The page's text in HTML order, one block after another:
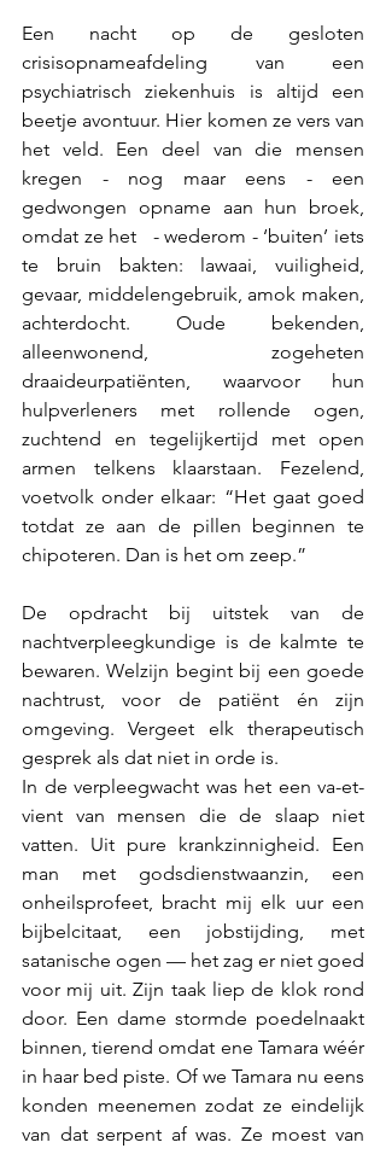
Een nacht op de gesloten
crisisopnameafdeling van een
psychiatrisch ziekenhuis is altijd een
beetje avontuur. Hier komen ze vers van
het veld. Een deel van die mensen
kregen - nog maar eens - een
gedwongen opname aan hun broek,
omdat ze het   - wederom - ‘buiten’ iets
te bruin bakten: lawaai, vuiligheid,
gevaar, middelengebruik, amok maken,
achterdocht. Oude bekenden,
alleenwonend, zogeheten
draaideurpatiënten, waarvoor hun
hulpverleners met rollende ogen,
zuchtend en tegelijkertijd met open
armen telkens klaarstaan. Fezelend,
voetvolk onder elkaar: “Het gaat goed
totdat ze aan de pillen beginnen te
chipoteren. Dan is het om zeep.”
De opdracht bij uitstek van de
nachtverpleegkundige is de kalmte te
bewaren. Welzijn begint bij een goede
nachtrust, voor de patiënt én zijn
omgeving. Vergeet elk therapeutisch
gesprek als dat niet in orde is.
In de verpleegwacht was het een va-et-
vient van mensen die de slaap niet
vatten. Uit pure krankzinnigheid. Een
man met godsdienstwaanzin, een
onheilsprofeet, bracht mij elk uur een
bijbelcitaat, een jobstijding, met
satanische ogen — het zag er niet goed
voor mij uit. Zijn taak liep de klok rond
door. Een dame stormde poedelnaakt
binnen, tierend omdat ene Tamara wéér
in haar bed piste. Of we Tamara nu eens
konden meenemen zodat ze eindelijk
van dat serpent af was. Ze moest van